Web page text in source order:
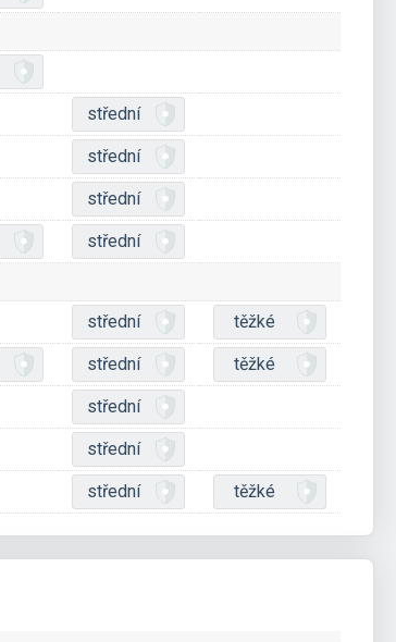
střední
střední
střední
střední
střední těžké
střední těžké
střední
střední
střední těžké